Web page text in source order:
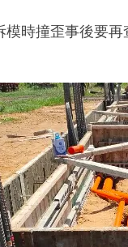
時撞歪事後要再